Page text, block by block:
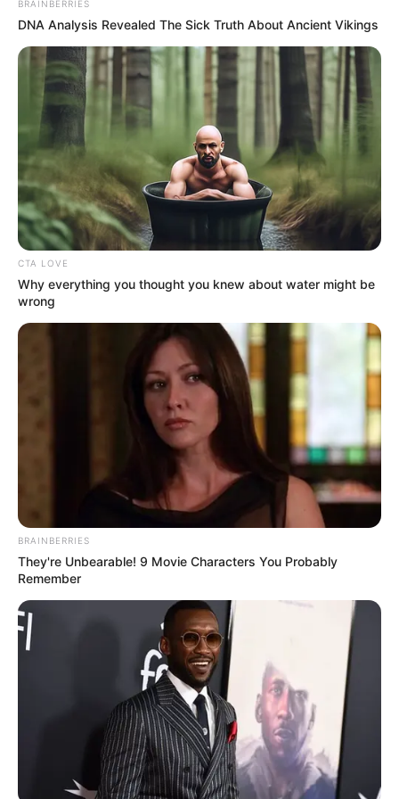
kollégiumát és oktatási épületét. A terület jelenleg
orosz ellenőrzés alatt áll, nemzetközi jogilag
azonban Ukrajna része. Az orosz rendkívüli
helyzetek minisztériuma szerint a mentési
munkálatok befejezése után 21 halottat emeltek ki a
romok alól, és több tucat ember megsérült.
A közlések szerint az áldozatok többsége 14–18 év
közötti diák volt, sokan közülük lányok. Ez az a
BRAINBERRIES
DNA Analysis Revealed The Sick Truth About Ancient Vikings
CTA LOVE
Why everything you thought you knew about water might be
wrong
BRAINBERRIES
They're Unbearable! 9 Movie Characters You Probably
Remember